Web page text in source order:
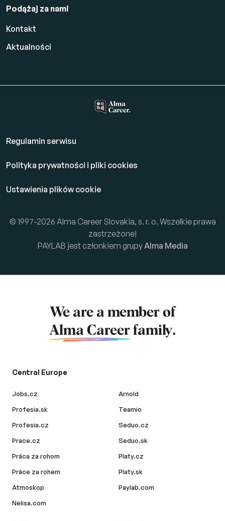
Podążaj za nami
Kontakt
Aktualności
Regulamin serwisu
Polityka prywatności i pliki cookies
Ustawienia plików cookie
© 1997-2026 Alma Career Slovakia, s. r. o. Wszelkie prawa
zastrzeżone!
PAYLAB jest członkiem grupy Alma Media
We are a member of
Alma Career family.
Central Europe
Jobs.cz
Profesia.sk
Profesia.cz
Prace.cz
Práca za rohom
Práce za rohem
Atmoskop
Nelisa.com
Arnold
Teamio
Seduo.cz
Seduo.sk
Platy.cz
Platy.sk
Paylab.com